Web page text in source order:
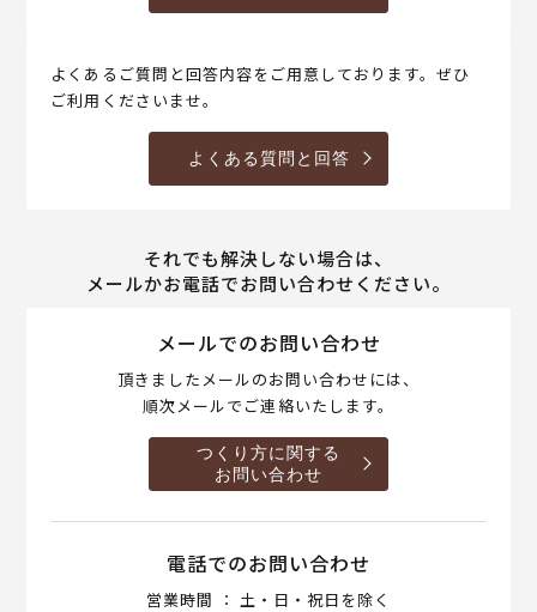
よくあるご質問と回答内容をご用意しております。ぜひ
ご利用くださいませ。
よくある質問と回答
それでも解決しない場合は、
メールかお電話でお問い合わせください。
メールでのお問い合わせ
頂きましたメールのお問い合わせには、
順次メールでご連絡いたします。
つくり方に関する
お問い合わせ
電話でのお問い合わせ
営業時間 ： 土・日・祝日を除く